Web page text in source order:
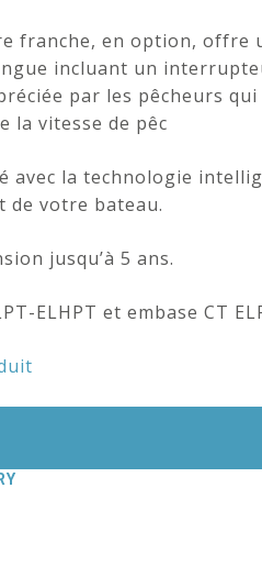
franche, en option, offre
incluant un
par les pêcheurs
la vitesse de pêc
avec la technologie
de votre bateau.
jusqu’à 5 ans.
ELHPT et embase CT